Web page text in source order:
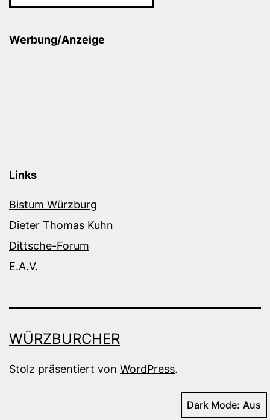
Werbung/Anzeige
Links
Bistum Würzburg
Dieter Thomas Kuhn
Dittsche-Forum
E.A.V.
WÜRZBURCHER
Stolz präsentiert von WordPress.
Dark Mode: